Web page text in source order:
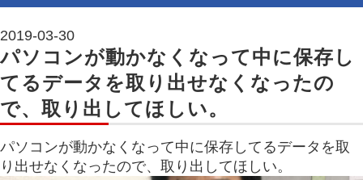
2019-03-30
パソコンが動かなくなって中に保存し
てるデータを取り出せなくなったの
で、取り出してほしい。
パソコンが動かなくなって中に保存してるデータを取
り出せなくなったので、取り出してほしい。